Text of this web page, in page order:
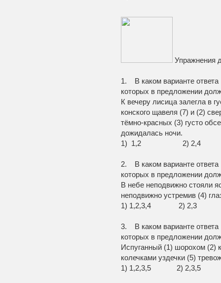
Упражнения
1. В каком варианте
которых в предложении
К вечеру лисица залегла в
конского щавеля (7) и (2)
тёмно-красных (3) густо
дожидалась ночи.
1) 1,2 2) 2,4
2. В каком варианте
которых в предложении
В небе неподвижно стояли
неподвижно устремив (4)
1) 1,2,3,4 2)
3. В каком варианте
которых в предложении
Испуганный (1) шорохом (2)
колечками уздечки (5)
1) 1,2,3,5 2)